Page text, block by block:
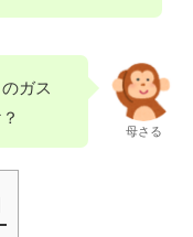
ガス
母さる